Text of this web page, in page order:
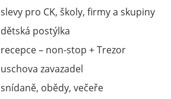
slevy pro CK, školy, firmy a skupiny
dětská postýlka
recepce – non-stop + Trezor
uschova zavazadel
snídaně, obědy, večeře